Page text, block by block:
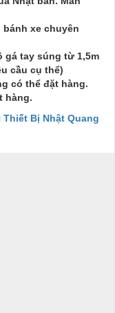
xe chuyên
gá tay súng từ 1,5m
cầu cụ thể)
có thể đặt hàng.
hàng.
Thiết Bị Nhật Quang